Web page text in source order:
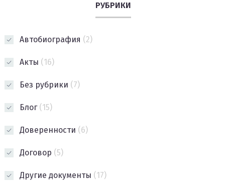
РУБРИКИ
Автобиография (2)
Акты (16)
Без рубрики (7)
Блог(15)
Доверенности (6)
Договор (5)
Другие документы (17)